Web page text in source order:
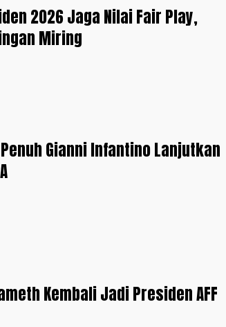
2026 Jaga Nilai Fair Play,
Miring
Gianni Infantino Lanjutkan
Kembali Jadi Presiden AFF